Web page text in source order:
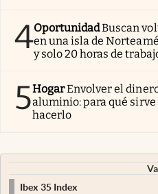
4OportunidadBuscan
en una isla de
y solo 20 horas de
5HogarEnvolver el
aluminio: para qué
hacerlo
Ibex 35 Index